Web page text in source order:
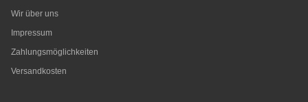
Wir über uns
Impressum
Zahlungsmöglichkeiten
Versandkosten